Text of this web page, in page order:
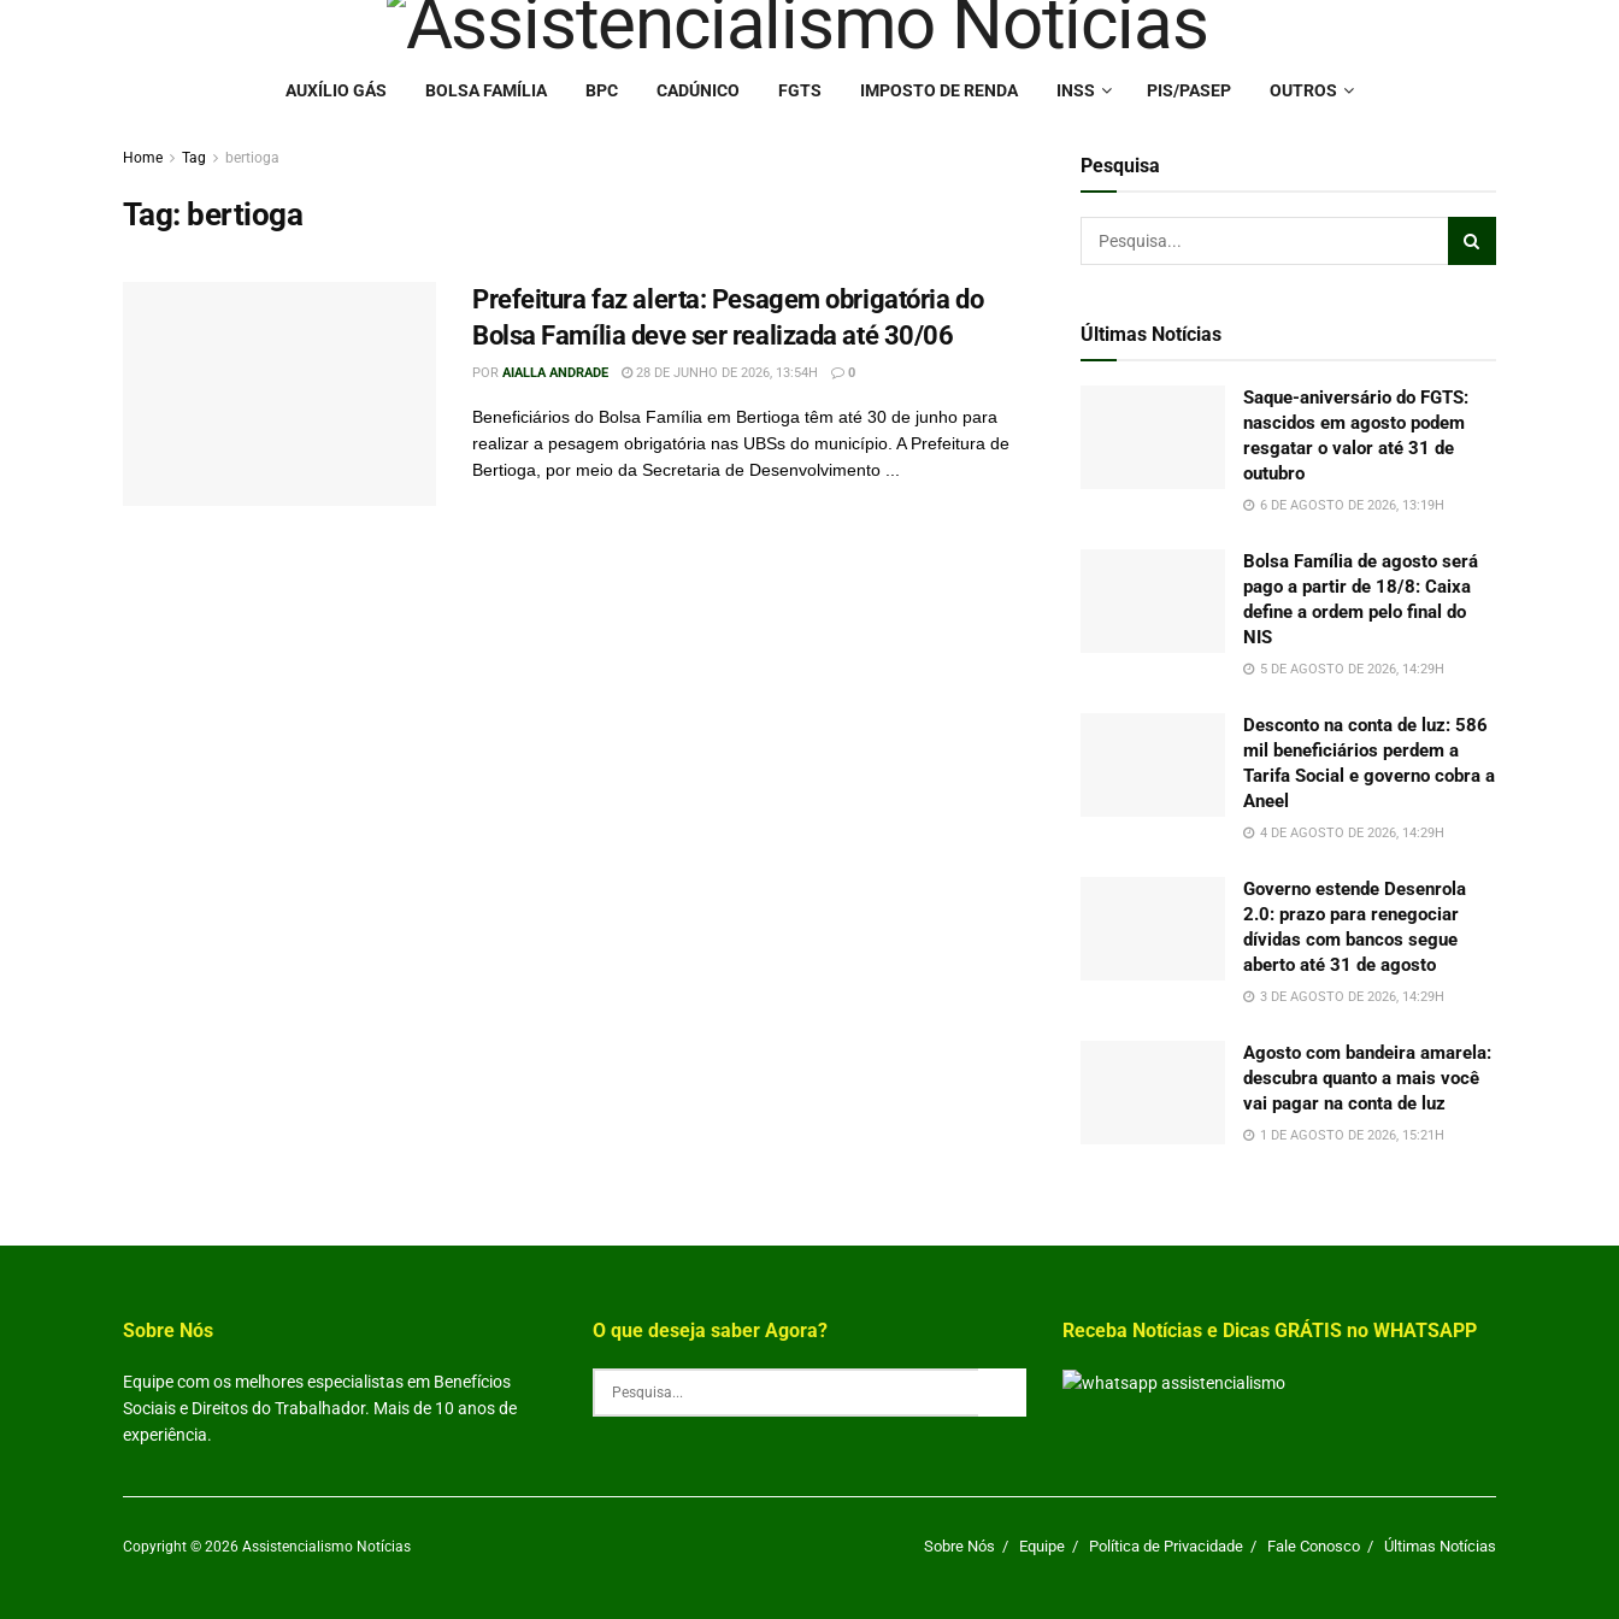
AUXÍLIO GÁS BOLSA FAMÍLIA BPC CADÚNICO FGTS IMPOSTO DE RENDA INSS PIS/PASEP OUTROS
Home Tag bertioga
Tag: bertioga
Prefeitura faz alerta: Pesagem obrigatória do
Bolsa Família deve ser realizada até 30/06
POR AIALLA ANDRADE 28 DE JUNHO DE 2026, 13:54H 0
Beneficiários do Bolsa Família em Bertioga têm até 30 de junho para
realizar a pesagem obrigatória nas UBSs do município. A Prefeitura de
Bertioga, por meio da Secretaria de Desenvolvimento ...
Pesquisa
Últimas Notícias
Saque-aniversário do FGTS:
nascidos em agosto podem
resgatar o valor até 31 de
outubro
6 DE AGOSTO DE 2026, 13:19H
Bolsa Família de agosto será
pago a partir de 18/8: Caixa
define a ordem pelo final do
NIS
5 DE AGOSTO DE 2026, 14:29H
Desconto na conta de luz: 586
mil beneficiários perdem a
Tarifa Social e governo cobra a
Aneel
4 DE AGOSTO DE 2026, 14:29H
Governo estende Desenrola
2.0: prazo para renegociar
dívidas com bancos segue
aberto até 31 de agosto
3 DE AGOSTO DE 2026, 14:29H
Agosto com bandeira amarela:
descubra quanto a mais você
vai pagar na conta de luz
1 DE AGOSTO DE 2026, 15:21H
Sobre Nós
Equipe com os melhores especialistas em Benefícios
Sociais e Direitos do Trabalhador. Mais de 10 anos de
experiência.
O que deseja saber Agora? Receba Notícias e Dicas GRÁTIS no WHATSAPP
Sobre Nós Equipe Política de Privacidade Fale Conosco Últimas Notícias
Copyright © 2026 Assistencialismo Notícias